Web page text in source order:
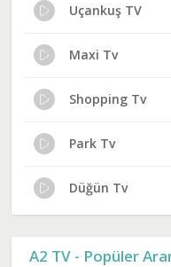
Uçankuş TV
Maxi Tv
Shopping Tv
Park Tv
Düğün Tv
A2 TV - Popüler